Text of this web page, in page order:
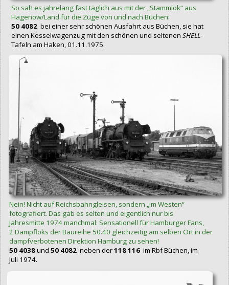
So sah es jahrelang fast täglich aus mit der „Stammlok“ aus
Hagenow/Land für die Züge von und nach Büchen:
50 4082bei einer sehr schönen Ausfahrt aus Büchen, sie hat
einen Kesselwagenzug mit den schönen und seltenen SHELL-
Tafeln am Haken, 01.11.1975.
Nein! Nicht auf Reichsbahngleisen, sondern „im Westen“
fotografiert. Das gab es selten und eigentlich nur bis
Jahresmitte 1974 manchmal: Sensationell für Hamburger Fans,
2 Dampfloks der Baureihe 50.40 gleichzeitig am selben Ort in der
dampfverbotenen Direktion Hamburg zu sehen!
50 4038und50 4082 neben der118 116 im Rbf Büchen, im
Juli 1974.